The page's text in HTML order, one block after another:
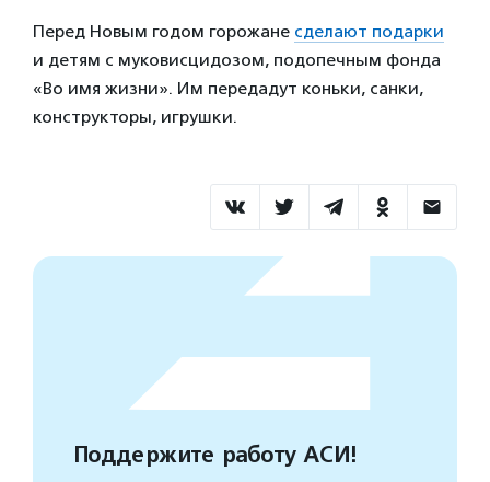
Перед Новым годом горожане сделают подарки
и детям с муковисцидозом, подопечным фонда
«Во имя жизни». Им передадут коньки, санки,
конструкторы, игрушки.
Поддержите работу АСИ!